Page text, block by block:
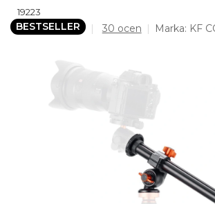
19223
BESTSELLER
Średnia
4,5
gwiazdek.
30 ocen Marka: KF